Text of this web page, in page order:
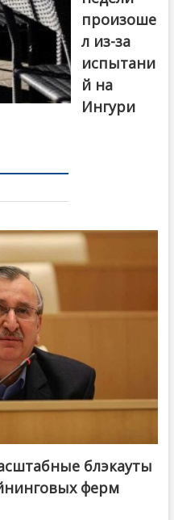
произоше
л из-за
испытани
й на
Ингури
блэкауты
ферм